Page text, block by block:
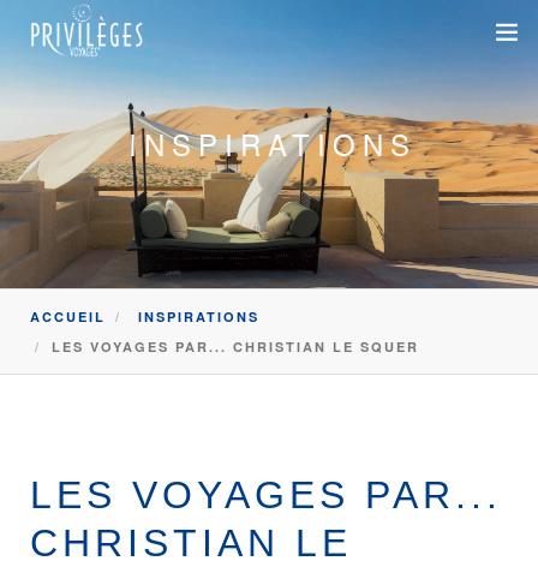
DESTINATIONS
CROISIÈRES
INSPIRATIONS
DEVIS 100% SUR-MESURE
+33 1 47 20 36 59
DÉPLACEMENTS PROFESSIONNELS
MICE
INSPIRATIONS
ACCUEIL
INSPIRATIONS
LES VOYAGES PAR... CHRISTIAN LE SQUER
LES VOYAGES PAR...
CHRISTIAN LE